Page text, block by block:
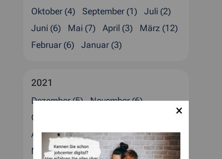
Oktober (4)
September (1)
Juli (2)
Juni (6)
Mai (7) April (3)
März (12)
Februar (6)
Januar (3)
2021
Dezember (5)
November (6)
Oktober (5)
August (4)
Juli (8) Juni (3)
April (6)
März (4)
Februar (4)